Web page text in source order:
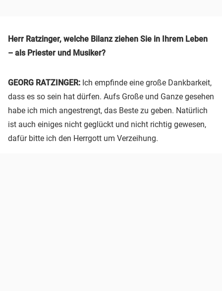
Herr Ratzinger, welche Bilanz ziehen Sie in Ihrem Leben
– als Priester und Musiker?
GEORG RATZINGER: Ich empfinde eine große Dankbarkeit,
dass es so sein hat dürfen. Aufs Große und Ganze gesehen
habe ich mich angestrengt, das Beste zu geben. Natürlich
ist auch einiges nicht geglückt und nicht richtig gewesen,
dafür bitte ich den Herrgott um Verzeihung.